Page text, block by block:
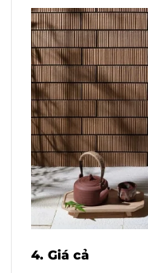
4. Giá cả